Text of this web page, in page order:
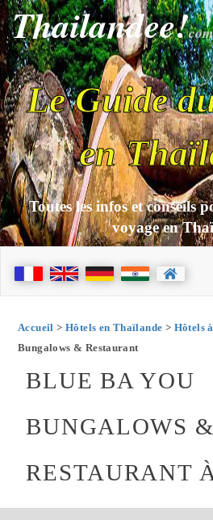
Thailandee!com
Le Guide
en
Toutes les infos et conseils
voyage en
Accueil > Hôtels en Thaïlande > Hôtels
Bungalows & Restaurant
BLUE BA YOU
BUNGALOWS &
RESTAURANT